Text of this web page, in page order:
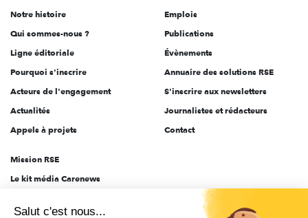
l'engagement
Notre histoire
Qui sommes-nous ?
Ligne éditoriale
Pourquoi s'inscrire
Acteurs de l'engagement
Actualités
Appels à projets
Emplois
Publications
Évènements
Annuaire des solutions RSE
S'inscrire aux newsletters
Journalistes et rédacteurs
Contact
Mission RSE
Le kit média Carenews
Salut c'est nous...